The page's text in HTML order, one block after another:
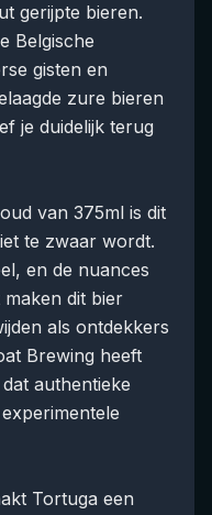
gerijpte bieren.
Belgische
gisten en
zure bieren
je duidelijk terug
van 375ml is dit
te zwaar wordt.
en de nuances
dit bier
als ontdekkers
Brewing heeft
authentieke
Tortuga een